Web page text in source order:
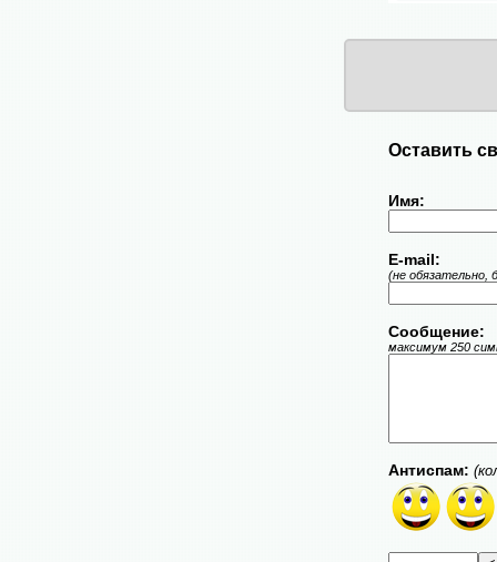
Оставить
Имя:
E-mail:
(не обязательно,
Сообщение:
максимум 250
Антиспам: